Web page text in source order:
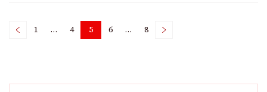
Posts
Page
1 … Page
4 Page
5 Page
6 … Page
8